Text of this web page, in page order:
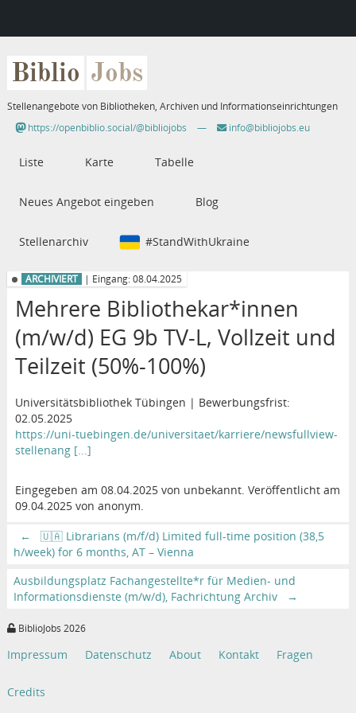
Biblio Jobs
Stellenangebote von Bibliotheken, Archiven und Informationseinrichtungen
https://openbiblio.social/@bibliojobs
— info@bibliojobs.eu
Liste Karte Tabelle
Neues Angebot eingeben Blog
Stellenarchiv #StandWithUkraine
ARCHIVIERT | Eingang: 08.04.2025
Mehrere Bibliothekar*innen
(m/w/d) EG 9b TV-L, Vollzeit und
Teilzeit (50%-100%)
Universitätsbibliothek Tübingen | Bewerbungsfrist:
02.05.2025
https://uni-tuebingen.de/universitaet/karriere/newsfullview-
stellenang [...]
Eingegeben am 08.04.2025 von unbekannt. Veröffentlicht am
09.04.2025 von anonym.
←
🇺🇦 Librarians (m/f/d) Limited full-time position (38,5
h/week) for 6 months, AT – Vienna
Ausbildungsplatz Fachangestellte*r für Medien- und
Informationsdienste (m/w/d), Fachrichtung Archiv
→
BiblioJobs 2026
Impressum Datenschutz About Kontakt Fragen
Credits